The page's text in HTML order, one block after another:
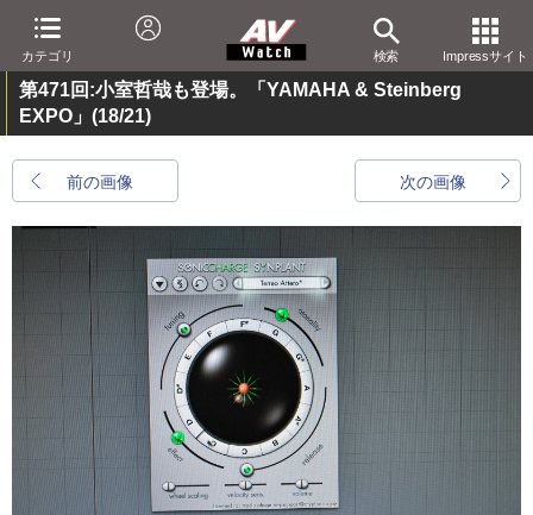
カテゴリ 検索 Impressサイト
第471回:小室哲哉も登場。「YAMAHA & Steinberg
EXPO」 (18/21)
前の画像 次の画像